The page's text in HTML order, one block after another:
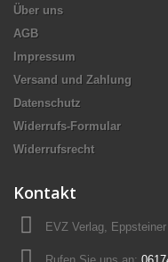
Über uns
AGB
Impressum
Versand und Zahlung
Datenschutz
Widerrufs-Formular
Widerrufsrecht
Kontakt
EVZ Verlag,